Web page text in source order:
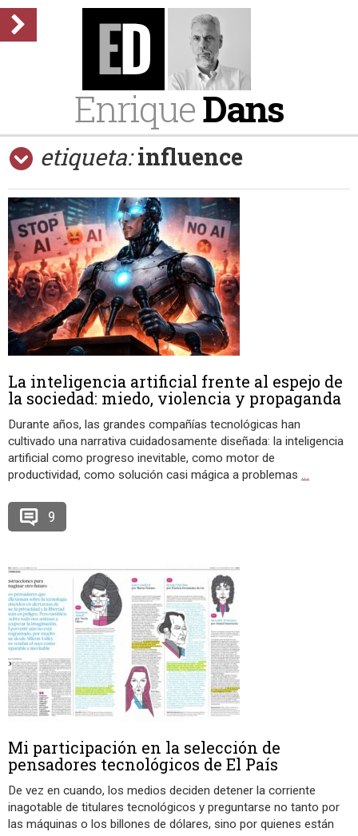
EnriqueDans
etiqueta: influence
La inteligencia artificial frente al espejo de
la sociedad: miedo, violencia y propaganda
Durante años, las grandes compañías tecnológicas han
cultivado una narrativa cuidadosamente diseñada: la inteligencia
artificial como progreso inevitable, como motor de
productividad, como solución casi mágica a problemas …
9
Mi participación en la selección de
pensadores tecnológicos de El País
De vez en cuando, los medios deciden detener la corriente
inagotable de titulares tecnológicos y preguntarse no tanto por
las máquinas o los billones de dólares, sino por quienes están